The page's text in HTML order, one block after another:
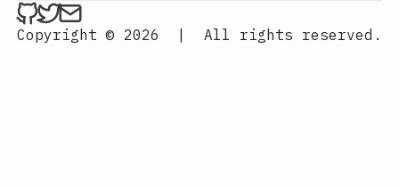
ethan4768 on Github
ethan4768 on Twitter
Send an email to
Copyright © 2026
| All rights reserved.